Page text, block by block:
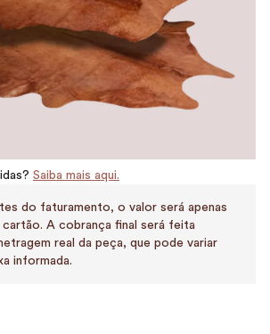
Saiba mais aqui.
do faturamento, o valor será apenas
A cobrança final será feita
real da peça, que pode variar
informada.